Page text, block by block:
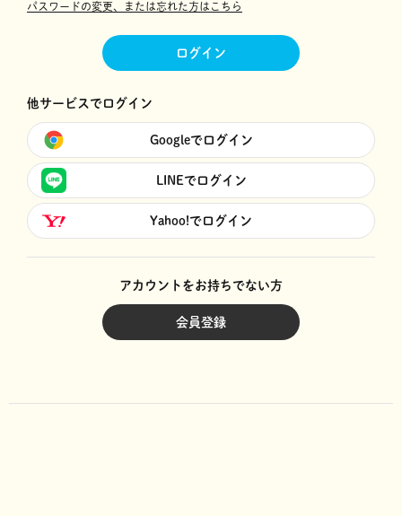
パスワードの変更、または忘れた方はこちら
ログイン
他サービスでログイン
Googleでログイン
LINEでログイン
Yahoo!でログイン
アカウントをお持ちでない方
会員登録